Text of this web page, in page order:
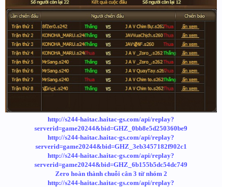
http://s244-haitac.haitac-gs.com/api/replay?
serverid=game20244&bid=GHZ_0bb8e5d250360be9
http://s244-haitac.haitac-gs.com/api/replay?
serverid=game20244&bid=GHZ_3eb3457182f902c1
http://s244-haitac.haitac-gs.com/api/replay?
serverid=game20244&bid=GHZ_6b155b5dc54dc749
Zero hoàn thành chuỗi cân 3 từ nhóm 2
http://s244-haitac.haitac-gs.com/api/replay?